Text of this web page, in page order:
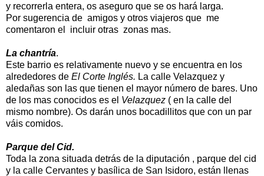
y recorrerla entera, os aseguro que se os hará larga.
Por sugerencia de amigos y otros viajeros que me
comentaron el incluir otras zonas mas.
La chantría.
Este barrio es relativamente nuevo y se encuentra en los
alrededores de El Corte Inglés. La calle Velazquez y
aledañas son las que tienen el mayor número de bares. Uno
de los mas conocidos es el Velazquez ( en la calle del
mismo nombre). Os darán unos bocadillitos que con un par
váis comidos.
Parque del Cid.
Toda la zona situada detrás de la diputación , parque del cid
y la calle Cervantes y basílica de San Isidoro, están llenas